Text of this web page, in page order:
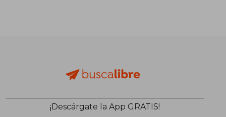
¡Descárgate la App GRATIS!